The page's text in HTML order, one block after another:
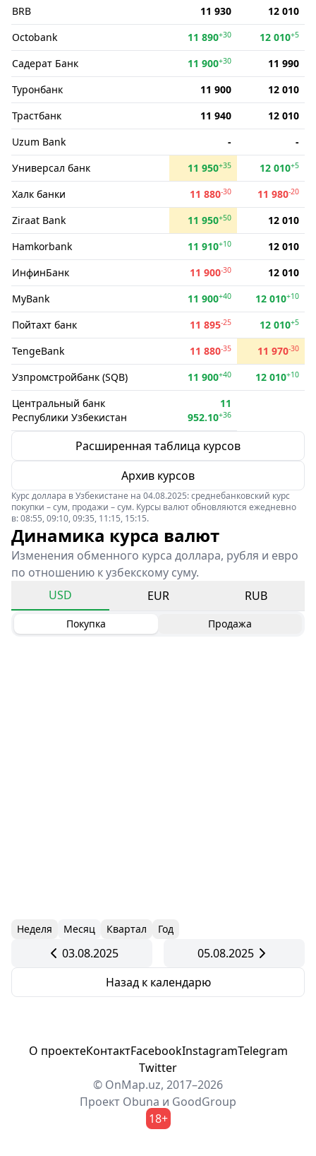
BRB 11 930
12 010
Octobank
11 890+30 12 010+5
Садерат Банк 11 900+30
11 990
Туронбанк
11 900
12 010
Трастбанк
11 940
12 010
Uzum Bank
-
-
Универсал банк
11 950+35 12 010+5
Халк банки 11 880-30 11 980-20
Ziraat Bank 11 950+50
12 010
Hamkorbank
11 910+10
12 010
ИнфинБанк
11 900-30
12 010
MyBank
11 900+40 12 010+10
Пойтахт банк 11 895-25 12 010+5
TengeBank 11 880-35 11 970-30
Узпромстройбанк (SQB) 11 900+40 12 010+10
Центральный банк
Республики Узбекистан
11
952.10+36
Расширенная таблица курсов
Архив курсов
Курс доллара в Узбекистане на 04.08.2025: среднебанковский курс
покупки – сум, продажи – сум. Курсы валют обновляются ежедневно
в: 08:55, 09:10, 09:35, 11:15, 15:15.
Динамика курса валют
Изменения обменного курса доллара, рубля и евро
по отношению к узбекскому суму.
USD
EUR RUB
Покупка Продажа
Неделя Месяц Квартал Год
03.08.2025
05.08.2025
Назад к календарю
О проектеКонтактFacebookInstagramTelegram
Twitter
© OnMap.uz, 2017–2026
Проект Obuna и GoodGroup
18+